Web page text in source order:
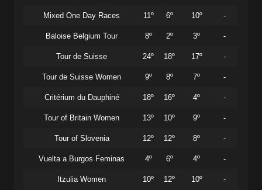
Mixed One Day Races 11º 6º 10º -
Baloise Belgium Tour 8º 2º 3º -
Tour de Suisse 24º 18º 17º -
Tour de Suisse Women 9º 8º 7º -
Critérium du Dauphiné 18º 16º 4º -
Tour of Britain Women 13º 10º 9º -
Tour of Slovenia 12º 12º 8º -
Vuelta a Burgos Feminas 4º 6º 4º -
Itzulia Women 10º 12º 10º -